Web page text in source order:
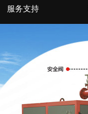
服务支持